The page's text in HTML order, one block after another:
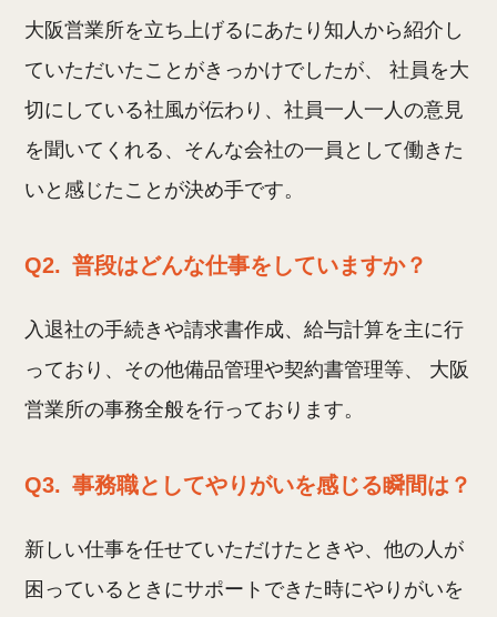
大阪営業所を立ち上げるにあたり知人から紹介し
ていただいたことがきっかけでしたが、 社員を大
切にしている社風が伝わり、社員一人一人の意見
を聞いてくれる、そんな会社の一員として働きた
いと感じたことが決め手です。
Q2. 普段はどんな仕事をしていますか？
入退社の手続きや請求書作成、給与計算を主に行
っており、その他備品管理や契約書管理等、 大阪
営業所の事務全般を行っております。
Q3. 事務職としてやりがいを感じる瞬間は？
新しい仕事を任せていただけたときや、他の人が
困っているときにサポートできた時にやりがいを